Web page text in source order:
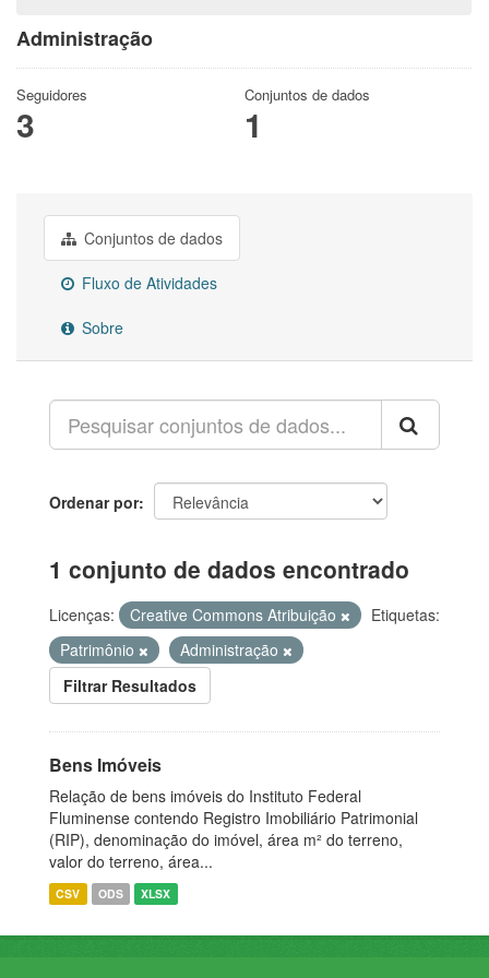
Administração
Seguidores
3
Conjuntos de dados
1
Conjuntos de dados
Fluxo de Atividades
Sobre
Ordenar por
1 conjunto de dados encontrado
Licenças: Creative Commons Atribuição
Etiquetas:
Patrimônio
Administração
Filtrar Resultados
Bens Imóveis
Relação de bens imóveis do Instituto Federal
Fluminense contendo Registro Imobiliário Patrimonial
(RIP), denominação do imóvel, área m² do terreno,
valor do terreno, área...
CSV ODS XLSX